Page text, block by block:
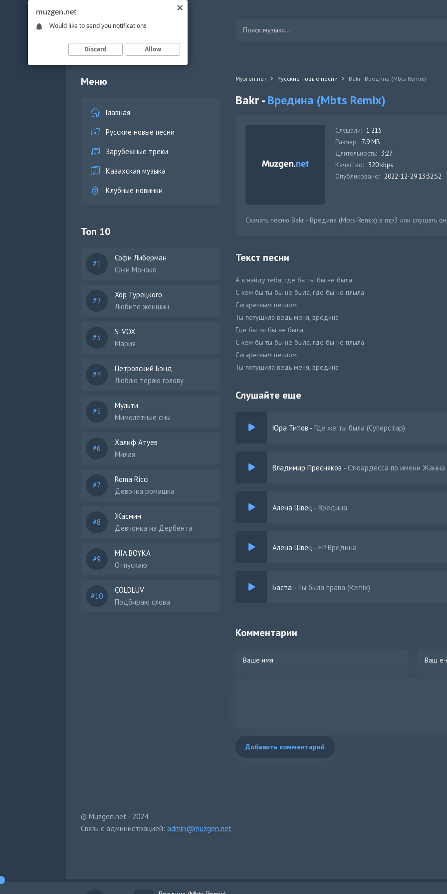
Меню
Главная
Русские новые песни
Зарубежные треки
Казахская музыка
Клубные новинки
Топ 10
Софи Либерман
Сочи Монако
Хор Турецкого
Любите женщин
S-VOX
Мария
Петровский Бэнд
Люблю теряю голову
Мульти
Мимолётные сны
Халиф Атуев
Милая
Roma Ricci
Девочка ромашка
Жасмин
Девчонка из Дербента
MIA BOYKA
Отпускаю
COLDLUV
Подбираю слова
Музген.нет Русские новые песни Bakr - Вредина (Mbts Remix)
Bakr -Вредина (Mbts Remix)
Слушали: 1 215
Размер: 7.9 MB
Длительность: 3:27
Качество: 320 kbps
Опубликовано: 2022-12-29 13:32:52
Скачать песню Bakr - Вредина (Mbts Remix) в mp3 или слушать
Текст песни
А я найду тебя, где бы ты бы не была
С кем бы ты бы не была, где бы не плыла
Сигаретным пеплом
Ты потушила ведь меня, вредина
Где бы ты бы не была
С кем бы ты бы не была, где бы не плыла
Сигаретным пеплом
Ты потушила ведь меня, вредина
Умножается пульс, когда на тебя смотрю
И-и-и она мина, бахнет анонимно
Она пахнет как малина
Сигаретным пеплом
С кем бы ты бы не была, где бы не плыла
Сен кучактаганда мени менин журогум токтойт
Кеттим башкаларын тоготпой
С кем бы ты бы не была, где бы не плыла
Слушайте еще
Юра Титов - Где же ты была (Суперстар)
Владимир Пресняков - Стюардесса по имени Жанна
Алена Швец - Вредина
Алена Швец - EP Вредина
Баста - Ты была права (Remix)
Комментарии
Добавить комментарий
© Muzgen.net - 2024
Связь с администрацией: admin@muzgen.net
muzgen.net
Would like to send you notifications
Discard Allow